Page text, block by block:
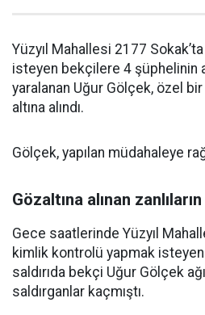
Yüzyıl Mahallesi 2177
isteyen bekçilere 4 şüphelinin
yaralanan Uğur Gölçek, özel
altına alındı.
Gölçek, yapılan müdahaleye
Gözaltına alınan
Gece saatlerinde Yüzyıl
kimlik kontrolü yapmak
saldırıda bekçi Uğur Gölçek
saldırganlar kaçmıştı.